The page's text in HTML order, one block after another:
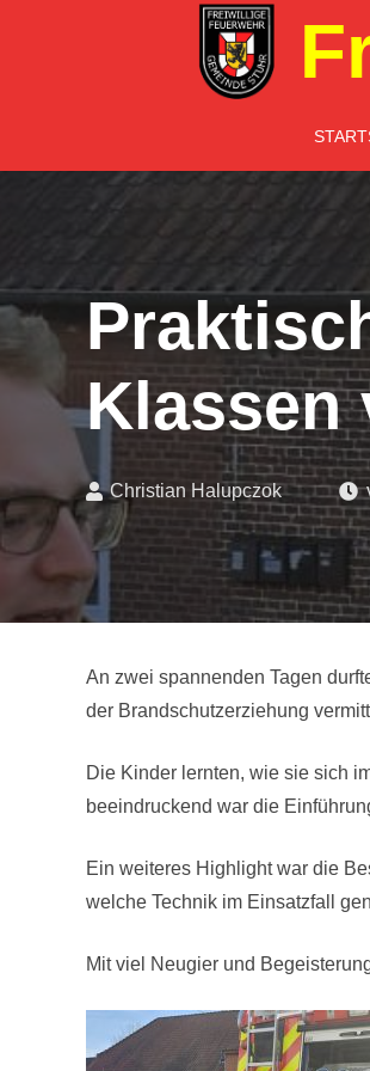
Klassen
Christian Halupczok
An zwei spannenden Tagen
der Brandschutzerziehung
Die Kinder lernten, wie sie sich
beeindruckend war die
Ein weiteres Highlight war die
welche Technik im Einsatzfall
Mit viel Neugier und